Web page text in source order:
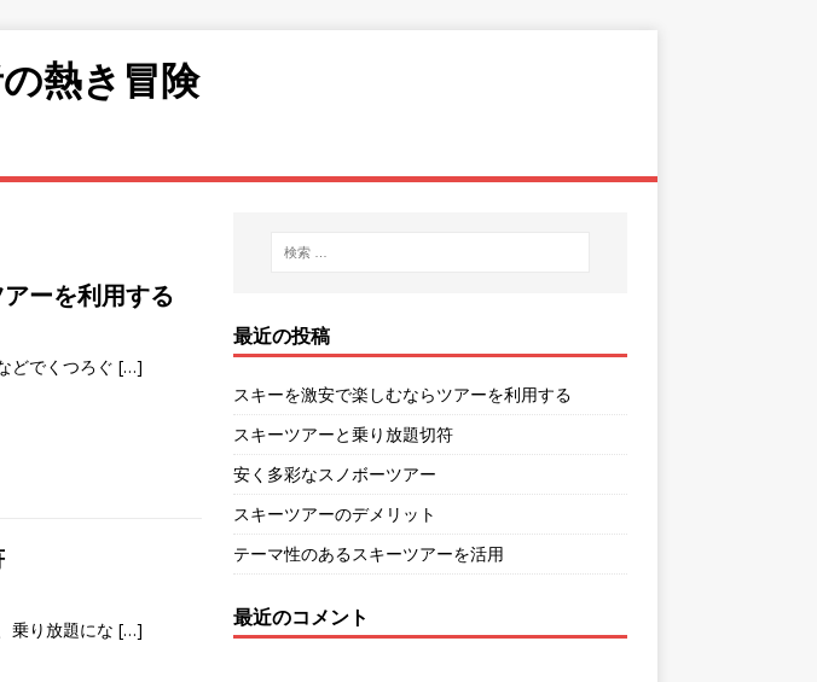
熱き冒険
ーを利用する
どでくつろぐ […]
乗り放題にな […]
最近の投稿
スキーを激安で楽しむならツアーを利用する
スキーツアーと乗り放題切符
安く多彩なスノボーツアー
スキーツアーのデメリット
テーマ性のあるスキーツアーを活用
最近のコメント